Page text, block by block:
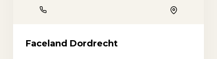
Faceland Dordrecht